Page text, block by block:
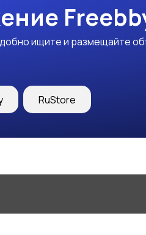
ищите и размещайте
RuStore